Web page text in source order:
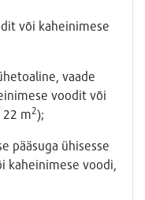
või kaheinimese
vaade
voodit või
22 m2);
pääsuga ühisesse
kaheinimese voodi,